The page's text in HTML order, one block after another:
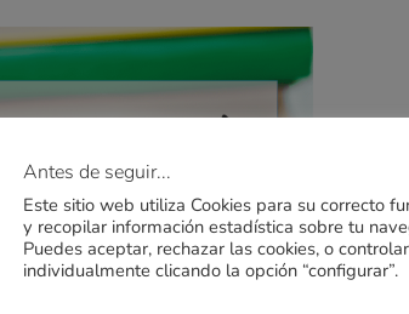
Antes de seguir...
Este sitio web utiliza Cookies para su correcto
y recopilar información estadística sobre tu
Puedes aceptar, rechazar las cookies, o
individualmente clicando la opción “configurar”.